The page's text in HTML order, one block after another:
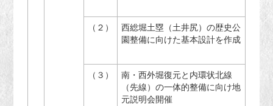
（２）
西総堀土塁（土井尻）の歴史公
園整備に向けた基本設計を作成
（３）
南・西外堀復元と内環状北線
（先線）の一体的整備に向け地
元説明会開催